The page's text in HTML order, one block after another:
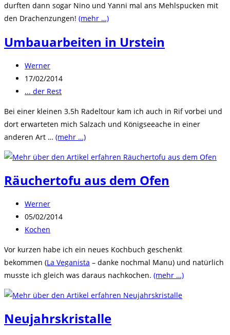
durften dann sogar Nino und Yanni mal ans Mehlspucken mit
den Drachenzungen! (mehr …)
Umbauarbeiten in Urstein
Beitrags-
Autor:
Werner
Beitrag
veröffentlicht:
17/02/2014
Beitrags-
... der Rest
Bei einer kleinen 3.5h Radeltour kam ich auch in Rif vorbei und
dort erwarteten mich Salzach und Königseeache in einer
anderen Art … (mehr …)
Räuchertofu aus dem Ofen
Beitrags-
Autor:
Werner
Beitrag
veröffentlicht:
05/02/2014
Beitrags-
Kochen
Vor kurzen habe ich ein neues Kochbuch geschenkt
bekommen (La Veganista – danke nochmal Manu) und natürlich
musste ich gleich was daraus nachkochen. (mehr …)
Neujahrskristalle